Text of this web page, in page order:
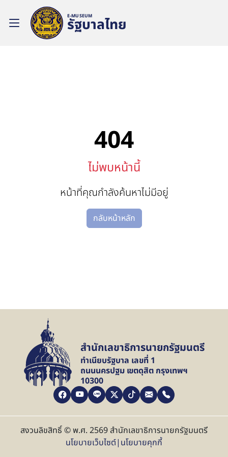
รัฐบาลไทย
E-MUSEUM
404
ไม่พบหน้านี้
หน้าที่คุณกำลังค้นหาไม่มีอยู่
กลับหน้าหลัก
สำนักเลขาธิการนายกรัฐมนตรี
ทำเนียบรัฐบาล เลขที่ 1
ถนนนครปฐม เขตดุสิต กรุงเทพฯ
10300
สงวนลิขสิทธิ์ © พ.ศ. 2569 สำนักเลขาธิการนายกรัฐมนตรี
นโยบายเว็บไซต์| นโยบายคุกกี้